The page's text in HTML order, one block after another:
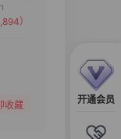
开通会员
）
收藏